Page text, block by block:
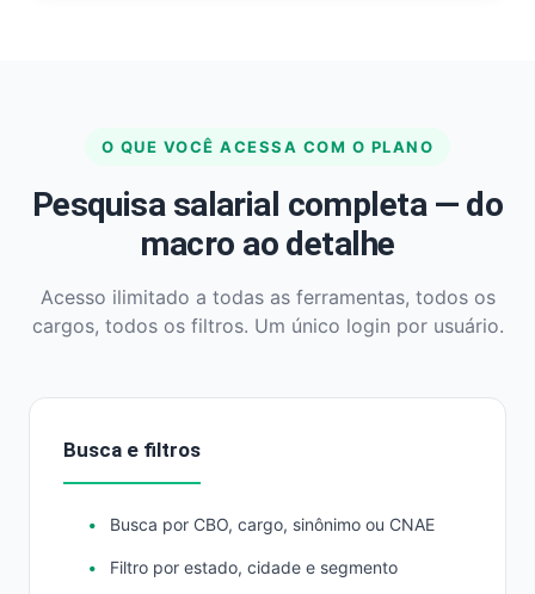
O QUE VOCÊ ACESSA COM O PLANO
Pesquisa salarial completa — do
macro ao detalhe
Acesso ilimitado a todas as ferramentas, todos os
cargos, todos os filtros. Um único login por usuário.
Busca e filtros
Busca por CBO, cargo, sinônimo ou CNAE
Filtro por estado, cidade e segmento